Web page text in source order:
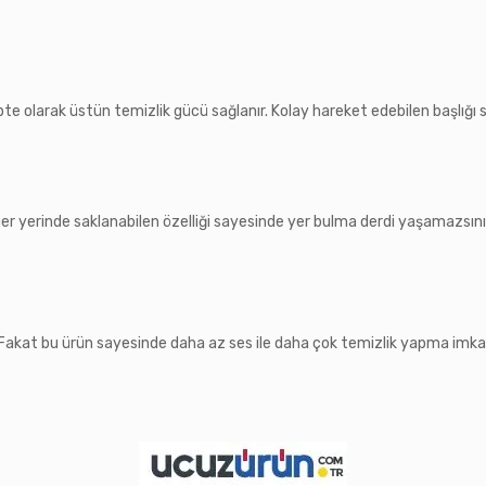
olarak üstün temizlik gücü sağlanır. Kolay hareket edebilen
saklanabilen özelliği sayesinde yer bulma derdi
bu ürün sayesinde daha az ses ile daha çok temizlik yapma